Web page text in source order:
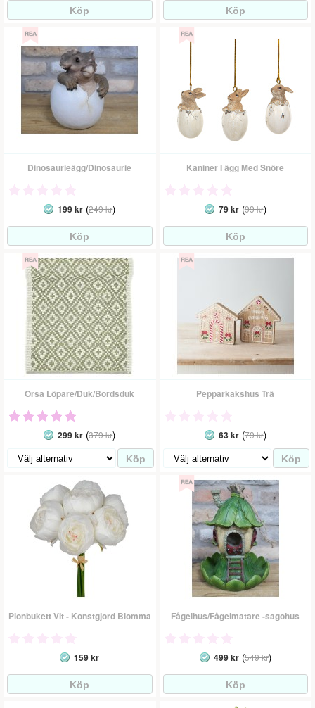
Dinosaurieägg/Dinosaurie
199 kr (249 kr)
Kaniner I ägg Med Snöre
79 kr(99 kr)
Orsa Löpare/Duk/Bordsduk
299 kr (379 kr)
Pepparkakshus Trä
63 kr(79 kr)
Pionbukett Vit - Konstgjord Blomma
159 kr
Fågelhus/Fågelmatare -sagohus
499 kr(549 kr)